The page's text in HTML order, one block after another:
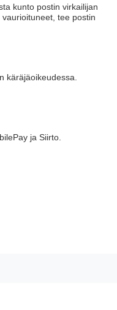
kunto postin virkailijan
tee postin
käräjäoikeudessa.
ja Siirto.